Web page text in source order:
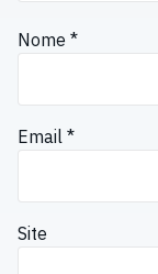
Nome *
Email *
Site